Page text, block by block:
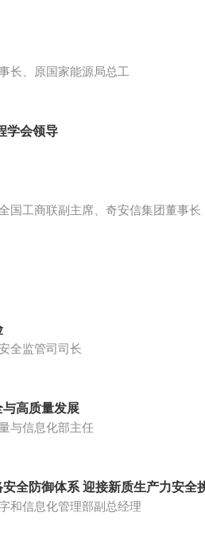
长、原国家能源局总工
学会领导
国工商联副主席、奇安信集团董事长
全监管司司长
高质量发展
与信息化部主任
全防御体系 迎接新质生产力安全
和信息化管理部副总经理